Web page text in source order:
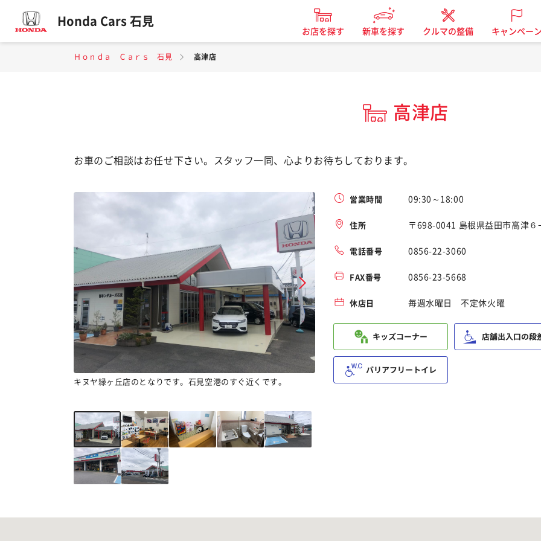
Honda Cars 石見
お店を探す 新車を探す クルマの整備 キャンペーン
Ｈｏｎｄａ Ｃａｒｓ 石見 高津店
高津店
お車のご相談はお任せ下さい。スタッフ一同、心よりお待ちしております。
キヌヤ緑ヶ丘店のとなりです。石見空港のすぐ近くです。 明るく落ち着きのある店内です。
営業時間 09:30～18:00
住所 〒698-0041 島根県益田市高津６
電話番号 0856-22-3060
FAX番号 0856-23-5668
休店日 毎週水曜日 不定休火曜